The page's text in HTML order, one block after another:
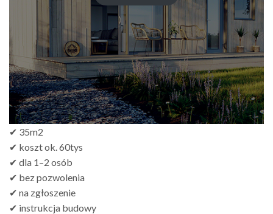
zł499.00
✔ 35m2
✔ koszt ok. 60tys
✔ dla 1–2 osób
✔ bez pozwolenia
✔ na zgłoszenie
✔ instrukcja budowy